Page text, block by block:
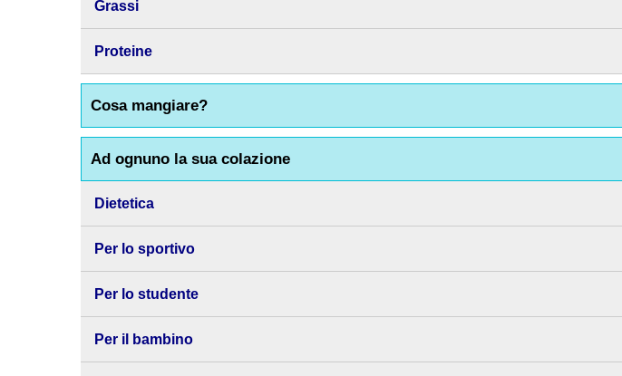
Grassi
Proteine
Cosa mangiare?
Ad ognuno la sua colazione
Dietetica
Per lo sportivo
Per lo studente
Per il bambino